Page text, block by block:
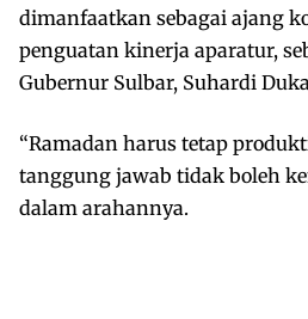
dimanfaatkan sebagai ajang
penguatan kinerja aparatur,
Gubernur Sulbar, Suhardi
“Ramadan harus tetap
tanggung jawab tidak boleh
dalam arahannya.